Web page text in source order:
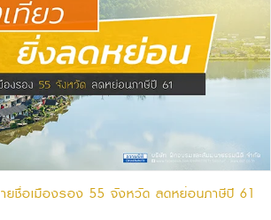
ยชื่อเมืองรอง 55 จังหวัด ลดหย่อนภาษีปี 61